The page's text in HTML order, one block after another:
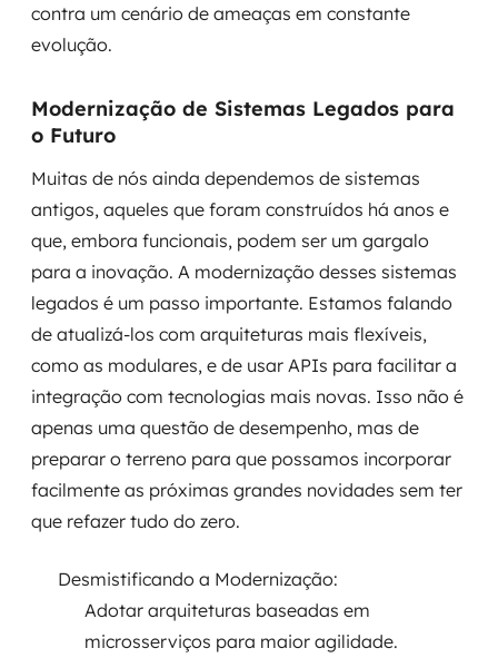
contra um cenário de ameaças em constante
evolução.
Modernização de Sistemas Legados para
o Futuro
Muitas de nós ainda dependemos de sistemas
antigos, aqueles que foram construídos há anos e
que, embora funcionais, podem ser um gargalo
para a inovação. A modernização desses sistemas
legados é um passo importante. Estamos falando
de atualizá-los com arquiteturas mais flexíveis,
como as modulares, e de usar APIs para facilitar a
integração com tecnologias mais novas. Isso não é
apenas uma questão de desempenho, mas de
preparar o terreno para que possamos incorporar
facilmente as próximas grandes novidades sem ter
que refazer tudo do zero.
Desmistificando a Modernização:
Adotar arquiteturas baseadas em
microsserviços para maior agilidade.